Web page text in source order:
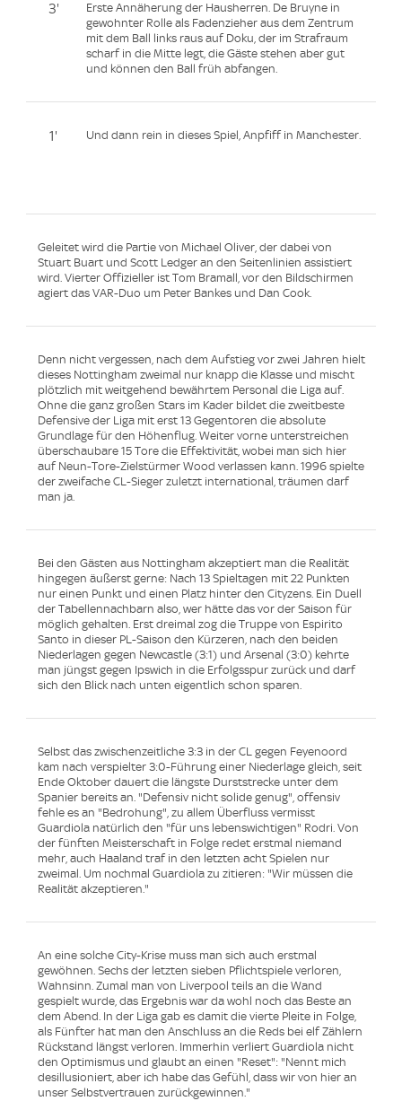
3'
Erste Annäherung der Hausherren. De Bruyne in
gewohnter Rolle als Fadenzieher aus dem Zentrum
mit dem Ball links raus auf Doku, der im Strafraum
scharf in die Mitte legt, die Gäste stehen aber gut
und können den Ball früh abfangen.
1' Und dann rein in dieses Spiel, Anpfiff in Manchester.
Geleitet wird die Partie von Michael Oliver, der dabei von
Stuart Buart und Scott Ledger an den Seitenlinien assistiert
wird. Vierter Offizieller ist Tom Bramall, vor den Bildschirmen
agiert das VAR-Duo um Peter Bankes und Dan Cook.
Denn nicht vergessen, nach dem Aufstieg vor zwei Jahren hielt
dieses Nottingham zweimal nur knapp die Klasse und mischt
plötzlich mit weitgehend bewährtem Personal die Liga auf.
Ohne die ganz großen Stars im Kader bildet die zweitbeste
Defensive der Liga mit erst 13 Gegentoren die absolute
Grundlage für den Höhenflug. Weiter vorne unterstreichen
überschaubare 15 Tore die Effektivität, wobei man sich hier
auf Neun-Tore-Zielstürmer Wood verlassen kann. 1996 spielte
der zweifache CL-Sieger zuletzt international, träumen darf
man ja.
Bei den Gästen aus Nottingham akzeptiert man die Realität
hingegen äußerst gerne: Nach 13 Spieltagen mit 22 Punkten
nur einen Punkt und einen Platz hinter den Cityzens. Ein Duell
der Tabellennachbarn also, wer hätte das vor der Saison für
möglich gehalten. Erst dreimal zog die Truppe von Espirito
Santo in dieser PL-Saison den Kürzeren, nach den beiden
Niederlagen gegen Newcastle (3:1) und Arsenal (3:0) kehrte
man jüngst gegen Ipswich in die Erfolgsspur zurück und darf
sich den Blick nach unten eigentlich schon sparen.
Selbst das zwischenzeitliche 3:3 in der CL gegen Feyenoord
kam nach verspielter 3:0-Führung einer Niederlage gleich, seit
Ende Oktober dauert die längste Durststrecke unter dem
Spanier bereits an. "Defensiv nicht solide genug", offensiv
fehle es an "Bedrohung", zu allem Überfluss vermisst
Guardiola natürlich den "für uns lebenswichtigen" Rodri. Von
der fünften Meisterschaft in Folge redet erstmal niemand
mehr, auch Haaland traf in den letzten acht Spielen nur
zweimal. Um nochmal Guardiola zu zitieren: "Wir müssen die
Realität akzeptieren."
An eine solche City-Krise muss man sich auch erstmal
gewöhnen. Sechs der letzten sieben Pflichtspiele verloren,
Wahnsinn. Zumal man von Liverpool teils an die Wand
gespielt wurde, das Ergebnis war da wohl noch das Beste an
dem Abend. In der Liga gab es damit die vierte Pleite in Folge,
als Fünfter hat man den Anschluss an die Reds bei elf Zählern
Rückstand längst verloren. Immerhin verliert Guardiola nicht
den Optimismus und glaubt an einen "Reset": "Nennt mich
desillusioniert, aber ich habe das Gefühl, dass wir von hier an
unser Selbstvertrauen zurückgewinnen."